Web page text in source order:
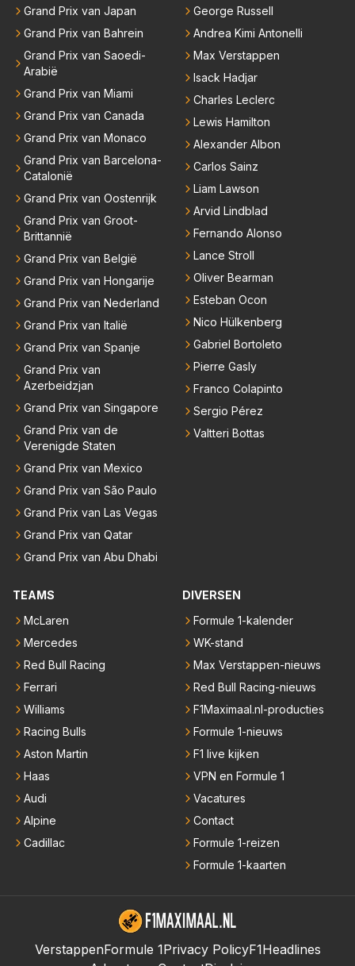
Grand Prix van Japan
Grand Prix van Bahrein
Grand Prix van Saoedi-
Arabië
Grand Prix van Miami
Grand Prix van Canada
Grand Prix van Monaco
Grand Prix van Barcelona-
Catalonië
Grand Prix van Oostenrijk
Grand Prix van Groot-
Brittannië
Grand Prix van België
Grand Prix van Hongarije
Grand Prix van Nederland
Grand Prix van Italië
Grand Prix van Spanje
Grand Prix van
Azerbeidzjan
Grand Prix van Singapore
Grand Prix van de
Verenigde Staten
Grand Prix van Mexico
Grand Prix van São Paulo
Grand Prix van Las Vegas
Grand Prix van Qatar
Grand Prix van Abu Dhabi
George Russell
Andrea Kimi Antonelli
Max Verstappen
Isack Hadjar
Charles Leclerc
Lewis Hamilton
Alexander Albon
Carlos Sainz
Liam Lawson
Arvid Lindblad
Fernando Alonso
Lance Stroll
Oliver Bearman
Esteban Ocon
Nico Hülkenberg
Gabriel Bortoleto
Pierre Gasly
Franco Colapinto
Sergio Pérez
Valtteri Bottas
TEAMS
McLaren
Mercedes
Red Bull Racing
Ferrari
Williams
Racing Bulls
Aston Martin
Haas
Audi
Alpine
Cadillac
DIVERSEN
Formule 1-kalender
WK-stand
Max Verstappen-nieuws
Red Bull Racing-nieuws
F1Maximaal.nl-producties
Formule 1-nieuws
F1 live kijken
VPN en Formule 1
Vacatures
Contact
Formule 1-reizen
Formule 1-kaarten
VerstappenFormule 1Privacy PolicyF1Headlines